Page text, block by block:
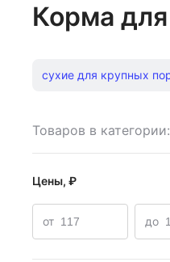
Корма
сухие для крупных
для щенков
влажные для крупных
Товаров в
Цены, ₽
от до